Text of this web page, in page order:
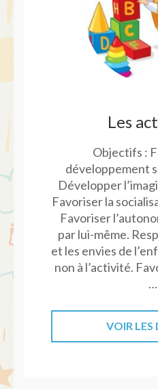
Les
Objectifs :
développement
Développer
Favoriser la
Favoriser
par lui-même.
et les envies de
non à l’activité.
…
VOIR LES